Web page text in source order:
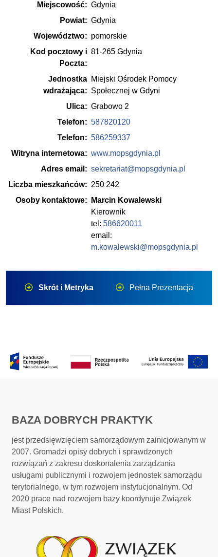
Miejscowość: Gdynia
Powiat: Gdynia
Województwo: pomorskie
Kod pocztowy i
Poczta:
81-265 Gdynia
Jednostka
wdrażająca:
Miejski Ośrodek Pomocy
Społecznej w Gdyni
Ulica: Grabowo 2
Telefon: 587820120
Telefon: 586259337
Witryna internetowa: www.mopsgdynia.pl
Adres email: sekretariat@mopsgdynia.pl
Liczba mieszkańców: 250 242
Osoby kontaktowe:
Marcin Kowalewski
Kierownik
tel: 586620011
email:
m.kowalewski@mopsgdynia.pl
Skrót i Metryka Pełna Prezentacja
BAZA DOBRYCH PRAKTYK
jest przedsięwzięciem samorządowym zainicjowanym w
2007. Gromadzi opisy dobrych i sprawdzonych
rozwiązań z zakresu doskonalenia zarządzania
usługami publicznymi i rozwojem jednostek samorządu
terytorialnego, w tym rozwojem instytucjonalnym. Od
2020 prace nad rozwojem bazy koordynuje Związek
Miast Polskich.